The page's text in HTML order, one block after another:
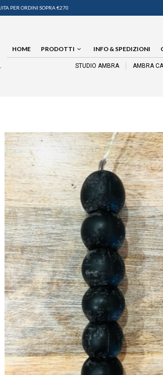
PER ORDINI SOPRA €270
HOME PRODOTTI INFO & SPEDIZIONI
STUDIO AMBRA AMBRA